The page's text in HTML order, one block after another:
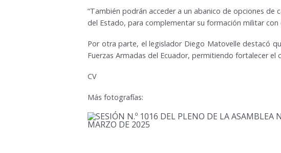
“También podrán acceder a un abanico de opciones de
del Estado, para complementar su formación militar
Por otra parte, el legislador Diego Matovelle destacó
Fuerzas Armadas del Ecuador, permitiendo fortalecer
CV
Más fotografías: